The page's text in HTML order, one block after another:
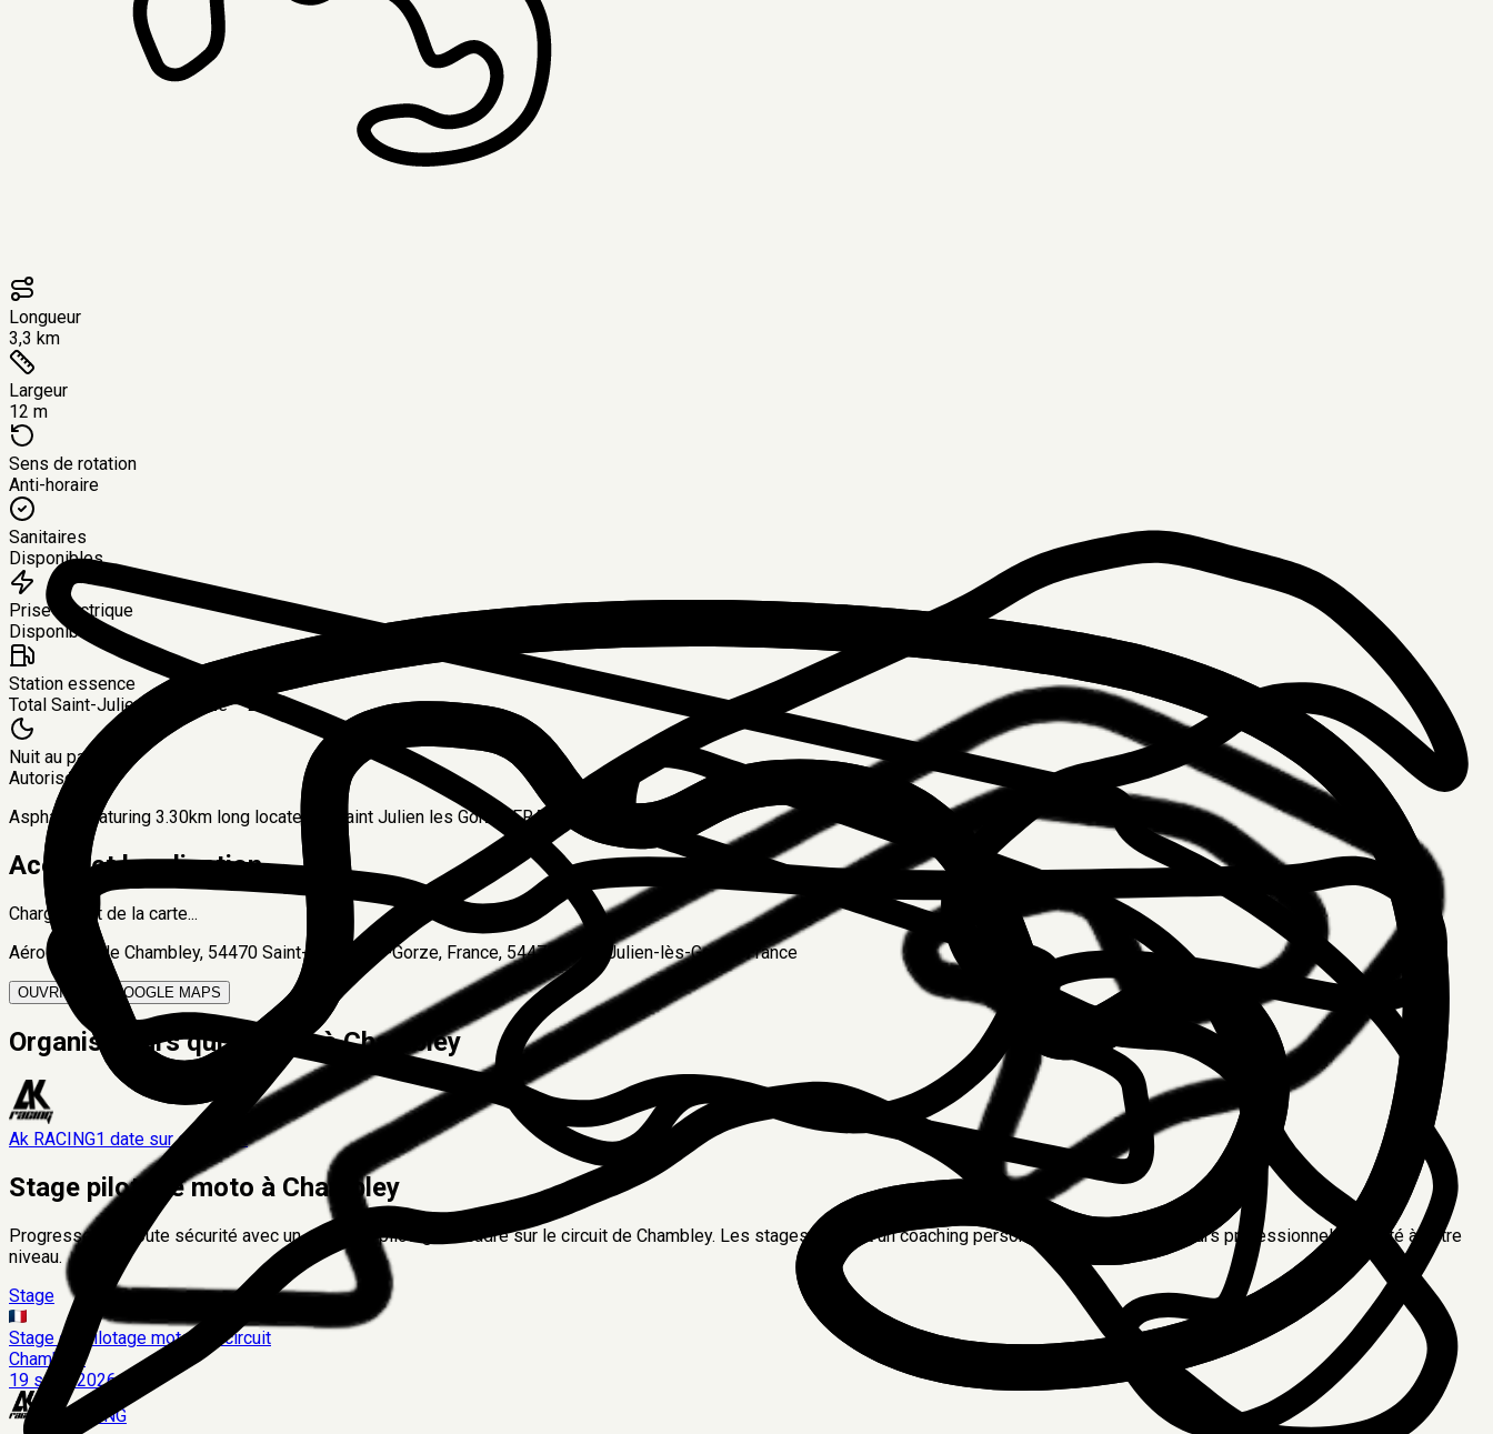
Longueur
3,3 km
Largeur
12 m
Sens de rotation
Anti-horaire
Sanitaires
Disponibles
Prise électrique
Disponible
Station essence
Total Saint-Julien-les-Gorze – 2 km
Nuit au paddock
Autorisée
Asphalte featuring 3.30km long located in Saint Julien les Gorze, FRANCE
Accès et localisation
Chargement de la carte...
Aérodrome de Chambley, 54470 Saint-Julien-lès-Gorze, France, 54470 Saint-Julien-lès-Gorze, France
OUVRIR SUR GOOGLE MAPS
Organisateurs qui roulent àChambley
Ak RACING1 date sur ce circuit
Stage pilotage moto à Chambley
Progressez en toute sécurité avec un stage de pilotage encadré sur le circuit de Chambley. Les stages incluent un coaching personnalisé par des moniteurs professionnels, adapté à votre
niveau.
Stage
Stage de pilotage moto sur circuit
Chambley
19 sept. 2026
Ak RACING